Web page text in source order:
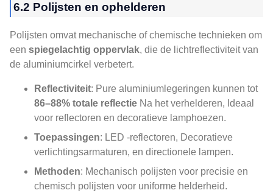
6.2 Polijsten en ophelderen
Polijsten omvat mechanische of chemische technieken om
een spiegelachtig oppervlak, die de lichtreflectiviteit van
de aluminiumcirkel verbetert.
Reflectiviteit: Pure aluminiumlegeringen kunnen tot
86–88% totale reflectie Na het verhelderen, Ideaal
voor reflectoren en decoratieve lamphoezen.
Toepassingen: LED -reflectoren, Decoratieve
verlichtingsarmaturen, en directionele lampen.
Methoden: Mechanisch polijsten voor precisie en
chemisch polijsten voor uniforme helderheid.